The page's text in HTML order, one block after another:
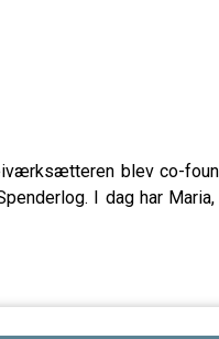
blev co-
I dag har